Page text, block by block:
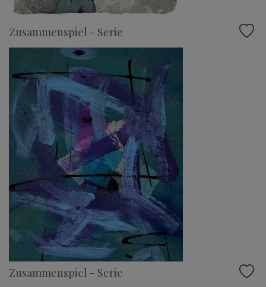
Zusammenspiel - Serie
Zusammenspiel - Serie